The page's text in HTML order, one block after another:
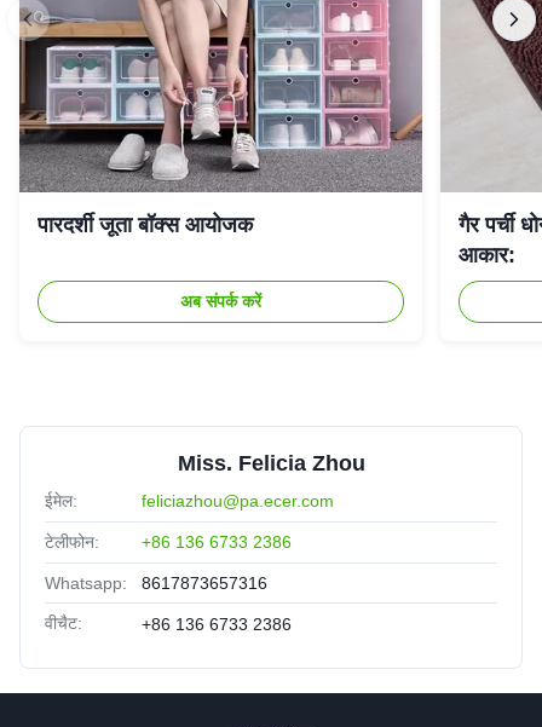
पारदर्शी जूता बॉक्स आयोजक
अब संपर्क करें
गैर पर्ची
आकार:
Miss. Felicia Zhou
ईमेल: feliciazhou@pa.ecer.com
टेलीफोन: +86 136 6733 2386
Whatsapp: 8617873657316
वीचैट: +86 136 6733 2386